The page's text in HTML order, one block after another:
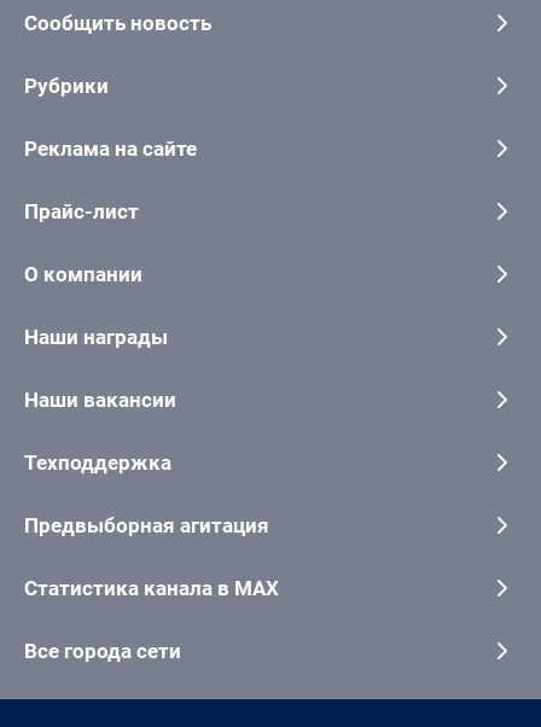
Сообщить новость
Рубрики
Реклама на сайте
Прайс-лист
О компании
Наши награды
Наши вакансии
Техподдержка
Предвыборная агитация
Статистика канала в MAX
Все города сети